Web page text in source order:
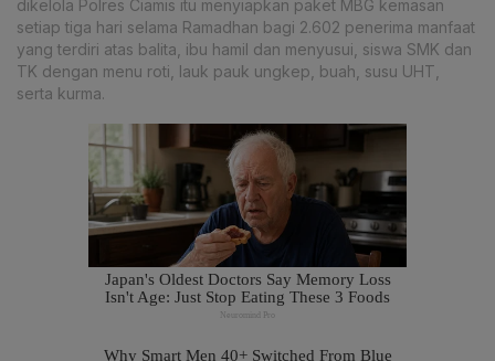
dikelola Polres Ciamis itu menyiapkan paket MBG kemasan
setiap tiga hari selama Ramadhan bagi 2.602 penerima manfaat
yang terdiri atas balita, ibu hamil dan menyusui, siswa SMK dan
TK dengan menu roti, lauk pauk ungkep, buah, susu UHT,
serta kurma.